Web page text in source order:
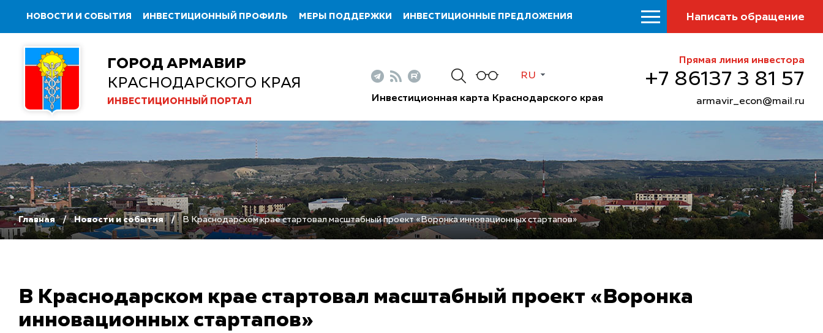
НОВОСТИ И СОБЫТИЯ ИНВЕСТИЦИОННЫЙ ПРОФИЛЬ МЕРЫ ПОДДЕРЖКИ ИНВЕСТИЦИОННЫЕ ПРЕДЛОЖЕНИЯ Написать обращение
ГОРОД АРМАВИР
КРАСНОДАРСКОГО КРАЯ
ИНВЕСТИЦИОННЫЙ ПОРТАЛ
RU
Инвестиционная карта Краснодарского края
Прямая линия инвестора
+7 86137 3 81 57
armavir_econ@mail.ru
Главная Новости и события В Краснодарском крае стартовал масштабный проект «Воронка инновационных стартапов»
В Краснодарском крае стартовал масштабный проект «Воронка
инновационных стартапов»